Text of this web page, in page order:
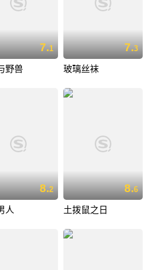
7.1
野兽
7.3
玻璃丝袜
8.2
人
8.6
土拨鼠之日